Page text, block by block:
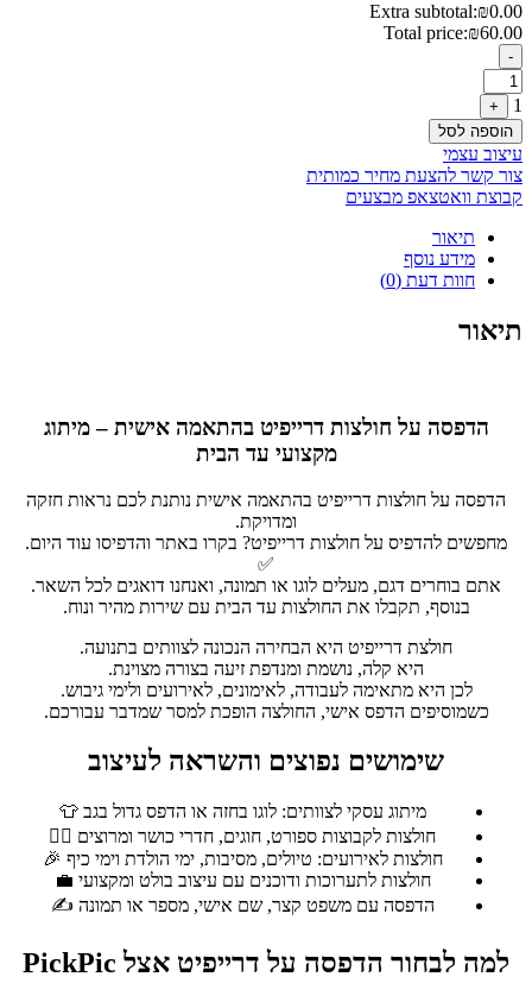
Extra subtotal:₪0.00
Total price:₪60.00
Quantity
-
1
+
הוספה לסל
עיצוב עצמי
צור קשר להצעת מחיר כמותית
קבוצת וואטצאפ מבצעים
תיאור
מידע נוסף
חוות דעת (0)
תיאור
הדפסה על חולצות דרייפיט בהתאמה אישית – מיתוג
מקצועי עד הבית
הדפסה על חולצות דרייפיט בהתאמה אישית נותנת לכם נראות חזקה
ומדויקת.
מחפשים להדפיס על חולצות דרייפיט? בקרו באתר והדפיסו עוד היום.
✅
אתם בוחרים דגם, מעלים לוגו או תמונה, ואנחנו דואגים לכל השאר.
בנוסף, תקבלו את החולצות עד הבית עם שירות מהיר ונוח.
חולצת דרייפיט היא הבחירה הנכונה לצוותים בתנועה.
היא קלה, נושמת ומנדפת זיעה בצורה מצוינת.
לכן היא מתאימה לעבודה, לאימונים, לאירועים ולימי גיבוש.
כשמוסיפים הדפס אישי, החולצה הופכת למסר שמדבר עבורכם.
שימושים נפוצים והשראה לעיצוב
מיתוג עסקי לצוותים: לוגו בחזה או הדפס גדול בגב 👕
חולצות לקבוצות ספורט, חוגים, חדרי כושר ומרוצים 🏃‍♂️
חולצות לאירועים: טיולים, מסיבות, ימי הולדת וימי כיף 🎉
חולצות לתערוכות ודוכנים עם עיצוב בולט ומקצועי 💼
הדפסה עם משפט קצר, שם אישי, מספר או תמונה ✍️
למה לבחור הדפסה על דרייפיט אצל PickPic